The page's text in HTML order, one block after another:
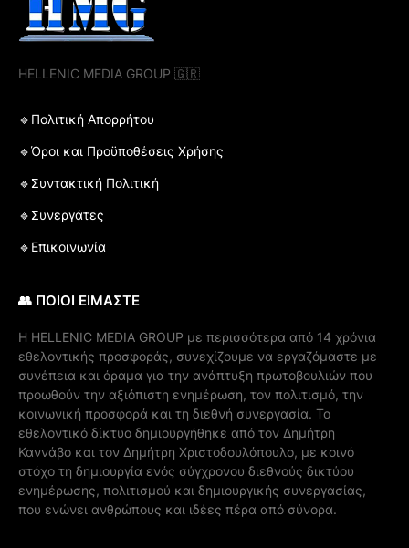
HELLENIC MEDIA GROUP 🇬🇷
🔹Πολιτική Απορρήτου
🔹Όροι και Προϋποθέσεις Χρήσης
🔹Συντακτική Πολιτική
🔹Συνεργάτες
🔹Επικοινωνία
👥 ΠΟΙΟΙ ΕΙΜΑΣΤΕ
Η ΗELLENIC MEDIA GROUP με περισσότερα από 14 χρόνια
εθελοντικής προσφοράς, συνεχίζουμε να εργαζόμαστε με
συνέπεια και όραμα για την ανάπτυξη πρωτοβουλιών που
προωθούν την αξιόπιστη ενημέρωση, τον πολιτισμό, την
κοινωνική προσφορά και τη διεθνή συνεργασία. Το
εθελοντικό δίκτυο δημιουργήθηκε από τον Δημήτρη
Καννάβο και τον Δημήτρη Χριστοδουλόπουλο, με κοινό
στόχο τη δημιουργία ενός σύγχρονου διεθνούς δικτύου
ενημέρωσης, πολιτισμού και δημιουργικής συνεργασίας,
που ενώνει ανθρώπους και ιδέες πέρα από σύνορα.